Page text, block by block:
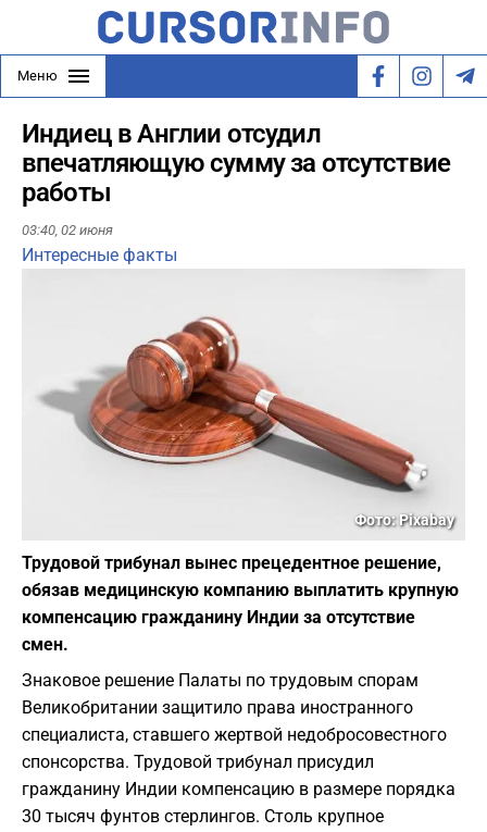
Меню
Индиец в Англии отсудил
впечатляющую сумму за отсутствие
работы
03:40, 02 июня
Интересные факты
Фото: Pixabay
Трудовой трибунал вынес прецедентное решение,
обязав медицинскую компанию выплатить крупную
компенсацию гражданину Индии за отсутствие
смен.
Знаковое решение Палаты по трудовым спорам
Великобритании защитило права иностранного
специалиста, ставшего жертвой недобросовестного
спонсорства. Трудовой трибунал присудил
гражданину Индии компенсацию в размере порядка
30 тысяч фунтов стерлингов. Столь крупное